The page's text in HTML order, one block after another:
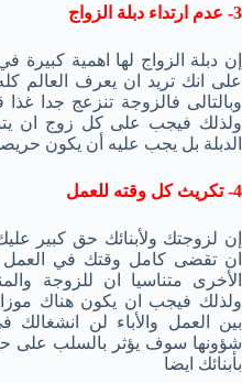
3- عدم ارتداء دبلة الزواج
إن دبلة الزواج لها اهمية كبيرة
على انك تريد ان يعرف العالم
وبالتالى فالزوجة تنزعج جدا غذا
ولذلك فيجب على كل زوج ان
الدبلة بل يجب عليه أن يكون
4- تكريث كل وقته للعمل
إن لزوجتك ولأبنائك حق كبير
ان تقضى كامل وقتك في العمل
الأخرى متناسيا ان للزوجة
ولذلك فيجب ان يكون هناك
بين العمل والأباء لن
شؤونها سوف يؤثر بالسلب على
بأبنائك ايضا